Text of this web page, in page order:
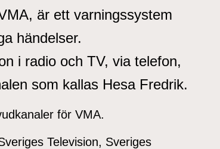
är ett varningssystem
händelser.
i radio och TV, via telefon,
som kallas Hesa Fredrik.
för VMA.
Television, Sveriges